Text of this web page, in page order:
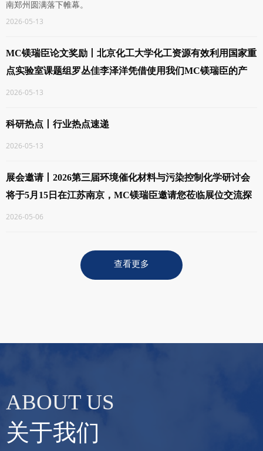
南郑州圆满落下帷幕。
2026-05-13
MC镁瑞臣论文奖励丨北京化工大学化工资源有效利用国家重
点实验室‌课题组罗丛佳李泽洋凭借使用我们MC镁瑞臣的产
品，发表了最新研究成果！
2026-05-13
科研热点丨行业热点速递
2026-05-13
展会邀请丨2026第三届环境催化材料与污染控制化学研讨会
将于5月15日在江苏南京，MC镁瑞臣邀请您莅临展位交流探
讨！
2026-05-06
查看更多
关于我们
ABOUT US